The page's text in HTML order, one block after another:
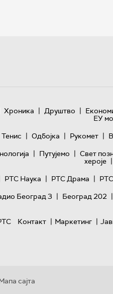
Хроника | Друштво |
ЕУ
Тенис | Одбојка | Рукомет |
| Путујемо | Свет
хероје |
РТС Наука | РТС Драма |
Београд 3 | Београд 202 |
Контакт | Маркетинг |
сајта